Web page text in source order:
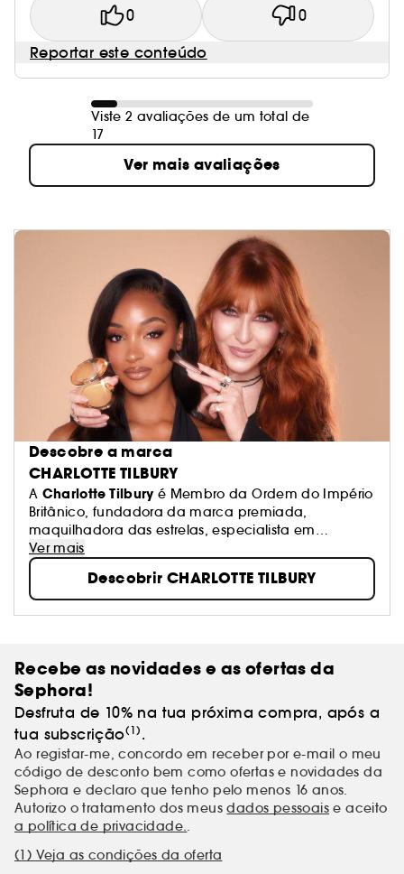
0 0
Reportar este conteúdo
Viste 2 avaliações de um total de
17
Ver mais avaliações
Descobre a marca
CHARLOTTE TILBURY
A Charlotte Tilbury é Membro da Ordem do Império
Britânico, fundadora da marca premiada,
maquilhadora das estrelas, especialista em
cuidados do rosto de alto desempenho + criadora
de perfumes inovadores!
Ver mais
Descobrir CHARLOTTE TILBURY
Recebe as novidades e as ofertas da
Sephora!
Desfruta de 10% na tua próxima compra, após a
tua subscrição(1) .
Ao registar-me, concordo em receber por e-mail o meu
código de desconto bem como ofertas e novidades da
Sephora e declaro que tenho pelo menos 16 anos.
Autorizo o tratamento dos meusdados pessoais e aceito
a política de privacidade..
(1) Veja as condições da oferta